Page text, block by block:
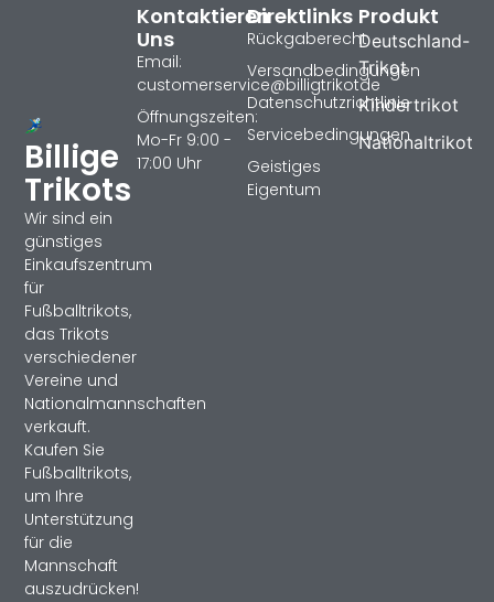
Billige
Trikots
Wir sind ein
günstiges
Einkaufszentrum
für
Fußballtrikots,
das Trikots
verschiedener
Vereine und
Nationalmannschaften
verkauft.
Kaufen Sie
Fußballtrikots,
um Ihre
Unterstützung
für die
Mannschaft
auszudrücken!
Produkt
Deutschland-
Trikot
Kindertrikot
Nationaltrikot
Direktlinks
Rückgaberecht
Versandbedingungen
Datenschutzrichtlinie
Servicebedingungen
Geistiges
Eigentum
Kontaktieren
Uns
Email:
customerservice@billigtrikotde
Öffnungszeiten:
Mo-Fr 9:00 -
17:00 Uhr